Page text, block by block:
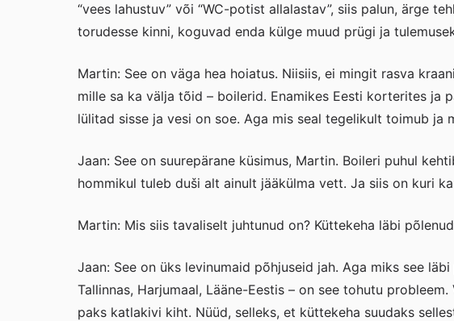
“vees lahustuv” või “WC-potist allalastav”, siis palun, ärge
torudesse kinni, koguvad enda külge muud prügi ja
Martin: See on väga hea hoiatus. Niisiis, ei mingit rasva
mille sa ka välja tõid – boilerid. Enamikes Eesti korterites ja
lülitad sisse ja vesi on soe. Aga mis seal tegelikult toimub ja
Jaan: See on suurepärane küsimus, Martin. Boileri puhul
hommikul tuleb duši alt ainult jääkülma vett. Ja siis on kuri
Martin: Mis siis tavaliselt juhtunud on? Küttekeha läbi
Jaan: See on üks levinumaid põhjuseid jah. Aga miks see
Tallinnas, Harjumaal, Lääne-Eestis – on see tohutu
paks katlakivi kiht. Nüüd, selleks, et küttekeha suudaks